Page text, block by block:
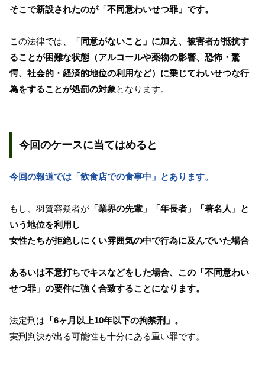
そこで新設されたのが「不同意わいせつ罪」です。
この法律では、
「同意がないこと」に加え、被害者が抵抗す
ることが困難な状態（アルコールや薬物の影響、恐怖・驚
愕、社会的・経済的地位の利用など）に乗じてわいせつな行
為をすることが処罰の対象となります。
今回のケースに当てはめると
今回の報道では「飲食店での食事中」とあります。
もし、羽賀容疑者が 「業界の先輩」「年長者」「著名人」と
いう地位を利用し
女性たちが拒絶しにくい雰囲気の中で行為に及んでいた場合
あるいは不意打ちでキスなどをした場合、この「不同意わい
せつ罪」の要件に強く合致することになります。
法定刑は 「6ヶ月以上10年以下の拘禁刑」。
実刑判決が出る可能性も十分にある重い罪です。